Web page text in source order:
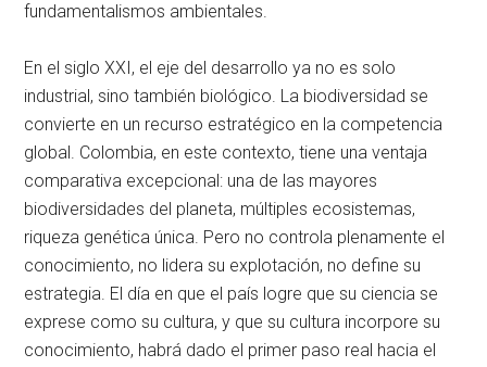
fundamentalismos ambientales.
En el siglo XXI, el eje del desarrollo ya no es solo
industrial, sino también biológico. La biodiversidad se
convierte en un recurso estratégico en la competencia
global. Colombia, en este contexto, tiene una ventaja
comparativa excepcional: una de las mayores
biodiversidades del planeta, múltiples ecosistemas,
riqueza genética única. Pero no controla plenamente el
conocimiento, no lidera su explotación, no define su
estrategia. El día en que el país logre que su ciencia se
exprese como su cultura, y que su cultura incorpore su
conocimiento, habrá dado el primer paso real hacia el